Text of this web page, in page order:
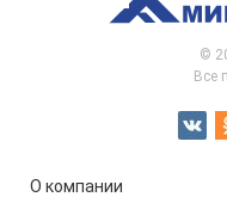
©
Все
О компании